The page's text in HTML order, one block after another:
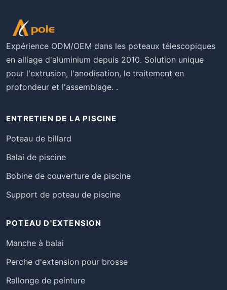
Expérience ODM/OEM dans les poteaux télescopiques
en alliage d'aluminium depuis 2010. Solution unique
pour l'extrusion, l'anodisation, le traitement en
profondeur et l'assemblage. .
ENTRETIEN DE LA PISCINE
Poteau de billard
Balai de piscine
Bobine de couverture de piscine
Support de poteau de piscine
POTEAU D'EXTENSION
Manche à balai
Perche d'extension pour brosse
Rallonge de peinture